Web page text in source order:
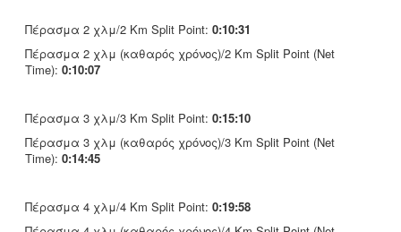
Πέρασμα 2 χλμ/2 Km Split Point: 0:10:31
Πέρασμα 2 χλμ (καθαρός χρόνος)/2 Km Split Point (Net
Time): 0:10:07
Πέρασμα 3 χλμ/3 Km Split Point: 0:15:10
Πέρασμα 3 χλμ (καθαρός χρόνος)/3 Km Split Point (Net
Time): 0:14:45
Πέρασμα 4 χλμ/4 Km Split Point: 0:19:58